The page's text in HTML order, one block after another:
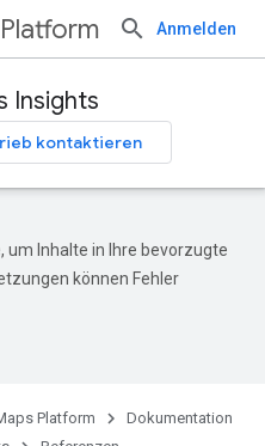
Anmelden
Insights
kontaktieren
um Inhalte in Ihre bevorzugte
können Fehler
Platform
Dokumentation